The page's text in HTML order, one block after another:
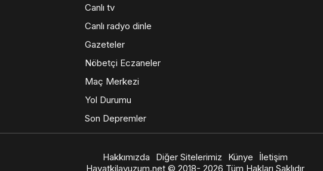
Canlı tv
Canlı radyo dinle
Gazeteler
Nöbetçi Eczaneler
Maç Merkezi
Yol Durumu
Son Depremler
Hakkımızda Diğer Sitelerimiz Künye
İletişim
Hayatkilavuzum.net © 2018- 2026 Tüm Hakları Saklıdır